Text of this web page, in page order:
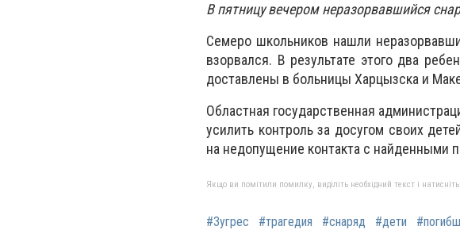
В пятницу вечером неразорвавшийся
Семеро школьников нашли
взорвался. В результате этого два
доставлены в больницы Харцызска и
Областная государственная
усилить контроль за досугом своих
на недопущение контакта с найденными
Якщо ви помітили помилку, виділіть необхідний текст і
#Зугрес #трагедия #снаряд #дети